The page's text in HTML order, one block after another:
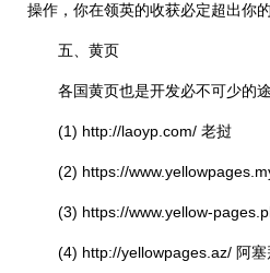
操作，你在领英的收获必定超出你的
五、黄页
各国黄页也是开发必不可少的途
(1) http://laoyp.com/ 老挝
(2) https://
(3) https://www.yellow-
(4) http://yellowpages.az/ 阿塞